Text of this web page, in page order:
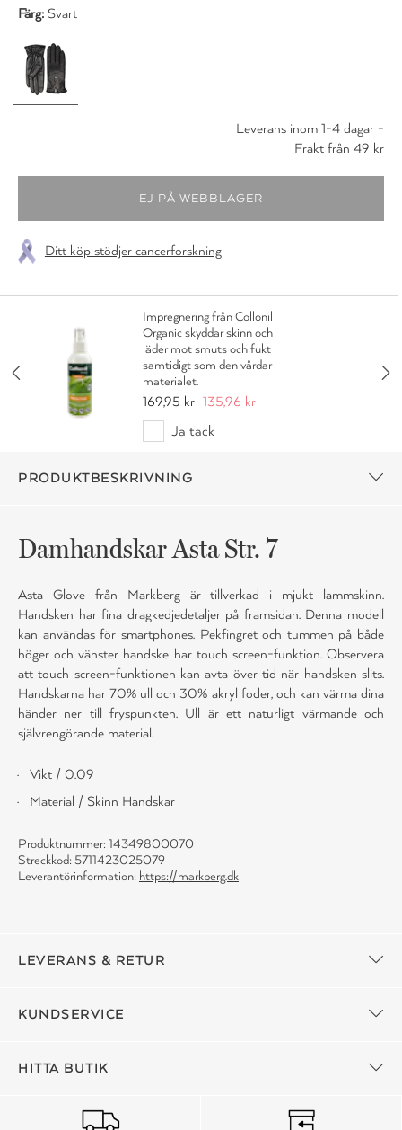
Färg: Svart
Leverans inom 1-4 dagar -
Frakt från 49 kr
Ditt köp stödjer cancerforskning
Impregnering från Collonil
Organic skyddar skinn och
läder mot smuts och fukt
samtidigt som den vårdar
materialet.
169,95 kr 135,96 kr
Ja tack
PRODUKTBESKRIVNING
Damhandskar Asta Str. 7
Asta Glove från Markberg är tillverkad i mjukt lammskinn.
Handsken har fina dragkedjedetaljer på framsidan. Denna modell
kan användas för smartphones. Pekfingret och tummen på både
höger och vänster handske har touch screen-funktion. Observera
att touch screen-funktionen kan avta över tid när handsken slits.
Handskarna har 70% ull och 30% akryl foder, och kan värma dina
händer ner till fryspunkten. Ull är ett naturligt värmande och
självrengörande material.
Vikt / 0.09
Material / Skinn Handskar
Produktnummer: 14349800070
Streckkod: 5711423025079
Leverantörinformation: https://markberg.dk
LEVERANS & RETUR
KUNDSERVICE
HITTA BUTIK